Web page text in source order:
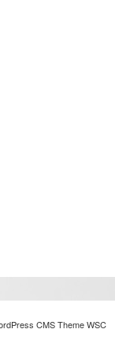
CMS ThemeWSC